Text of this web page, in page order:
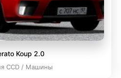
Koup 2.0
CCD / Машины